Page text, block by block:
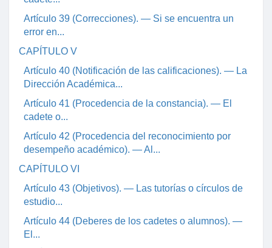
Artículo 39 (Correcciones). — Si se encuentra un
error en...
CAPÍTULO V
Artículo 40 (Notificación de las calificaciones). — La
Dirección Académica...
Artículo 41 (Procedencia de la constancia). — El
cadete o...
Artículo 42 (Procedencia del reconocimiento por
desempeño académico). — Al...
CAPÍTULO VI
Artículo 43 (Objetivos). — Las tutorías o círculos de
estudio...
Artículo 44 (Deberes de los cadetes o alumnos). —
El...